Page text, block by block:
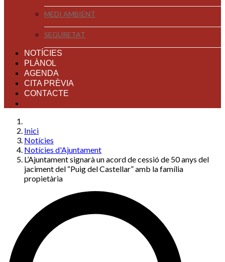
MEDI AMBIENT
SEGURETAT
NOTÍCIES
PLÀNOL
AGENDA
CITA PRÈVIA
CONTACTE
Inici
Notícies
Notícies d'Ajuntament
L’Ajuntament signarà un acord de cessió de 50 anys del
jaciment del “Puig del Castellar” amb la família
propietària